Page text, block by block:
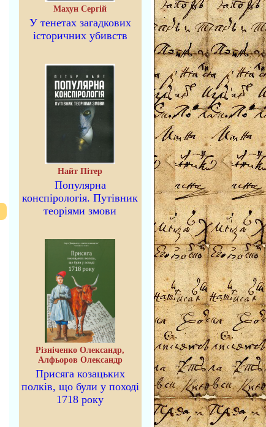
Махун Сергій
У тенетах загадкових
історичних убивств
Найт Пітер
Популярна
конспірологія. Путівник
теоріями змови
Різніченко Олександр,
Алфьоров Олександр
Присяга козацьких
полків, що були у поході
1718 року